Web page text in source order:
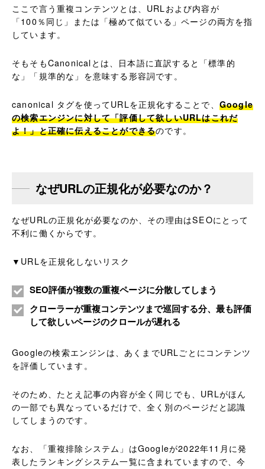
ここで言う重複コンテンツとは、URLおよび内容が
「100％同じ」または「極めて似ている」ページの両方を指
しています。
そもそもCanonicalとは、日本語に直訳すると「標準的
な」「規準的な」を意味する形容詞です。
canonical タグを使ってURLを正規化することで、 Google
の検索エンジンに対して「評価して欲しいURLはこれだ
よ！」と正確に伝えることができるのです。
なぜURLの正規化が必要なのか？
なぜURLの正規化が必要なのか、その理由はSEOにとって
不利に働くからです。
▼URLを正規化しないリスク
SEO評価が複数の重複ページに分散してしまう
クローラーが重複コンテンツまで巡回する分、最も評価
して欲しいページのクロールが遅れる
Googleの検索エンジンは、あくまでURLごとにコンテンツ
を評価しています。
そのため、たとえ記事の内容が全く同じでも、URLがほん
の一部でも異なっているだけで、全く別のページだと認識
してしまうのです。
なお、「重複排除システム」はGoogleが2022年11月に発
表したランキングシステム一覧に含まれていますので、今